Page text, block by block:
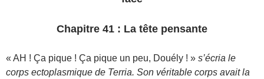
Chapitre 41 : La tête pensante
« AH ! Ça pique ! Ça pique un peu, Douély ! » s’écria le
corps ectoplasmique de Terria. Son véritable corps avait la